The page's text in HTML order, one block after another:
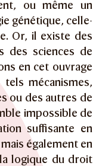
ou même un
génétique, celle-
Or, il existe des
des sciences de
en cet ouvrage
mécanismes,
ou des autres de
impossible de
suffisante en
également en
logique du droit